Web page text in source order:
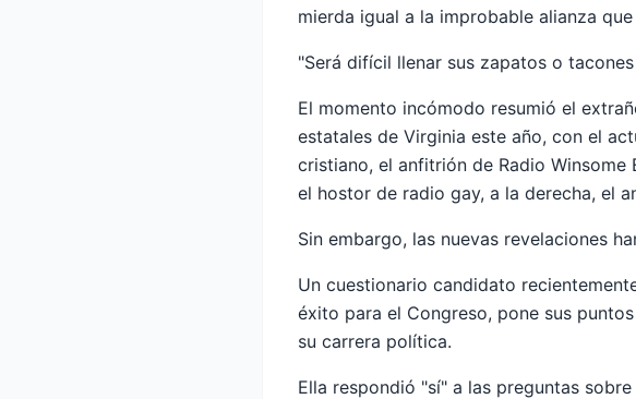
mierda igual a la improbable alianza
"Será difícil llenar sus zapatos o
El momento incómodo resumió el
estatales de Virginia este año, con el
cristiano, el anfitrión de Radio
el hostor de radio gay, a la derecha, el
Sin embargo, las nuevas revelaciones
Un cuestionario candidato
éxito para el Congreso, pone sus
su carrera política.
Ella respondió "sí" a las preguntas